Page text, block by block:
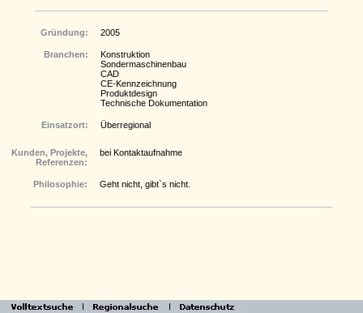
Gründung: 2005
Branchen:
Konstruktion
Sondermaschinenbau
CAD
CE-Kennzeichnung
Produktdesign
Technische Dokumentation
Einsatzort: Überregional
Kunden, Projekte,
Referenzen:
bei Kontaktaufnahme
Philosophie: Geht nicht, gibt`s nicht.